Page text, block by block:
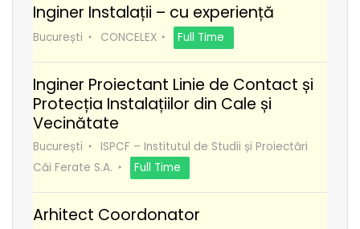
Inginer Instalații – cu experiență
București CONCELEX Full Time
Inginer Proiectant Linie de Contact și
Protecția Instalațiilor din Cale și
Vecinătate
București
ISPCF – Institutul de Studii și Proiectări
Căi Ferate S.A.
Full Time
Arhitect Coordonator